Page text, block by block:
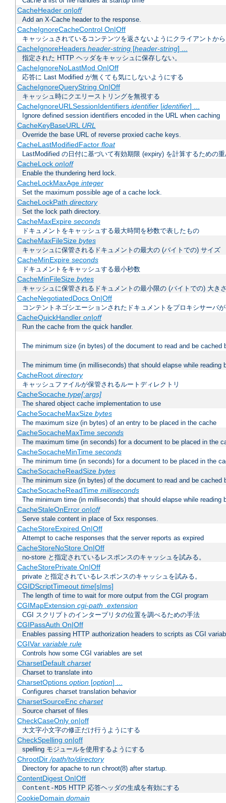
CacheHeader on|off
Add an X-Cache header to the response.
CacheIgnoreCacheControl On|Off
キャッシュされているコンテンツを返さないようにクライアントか
CacheIgnoreHeaders header-string[header-string] ...
指定された HTTP ヘッダをキャッシュに保存しない。
CacheIgnoreNoLastMod On|Off
応答に Last Modified が無くても気にしないようにする
CacheIgnoreQueryString On|Off
キャッシュ時にクエリーストリングを無視する
CacheIgnoreURLSessionIdentifiers identifier[identifier] ...
Ignore defined session identifiers encoded in the URL when caching
CacheKeyBaseURL URL
Override the base URL of reverse proxied cache keys.
CacheLastModifiedFactor float
LastModified の日付に基づいて有効期限 (expiry) を計算するための
CacheLock on|off
Enable the thundering herd lock.
CacheLockMaxAge integer
Set the maximum possible age of a cache lock.
CacheLockPath directory
Set the lock path directory.
CacheMaxExpire seconds
ドキュメントをキャッシュする最大時間を秒数で表したもの
CacheMaxFileSize bytes
キャッシュに保管されるドキュメントの最大の (バイトでの) サイズ
CacheMinExpire seconds
ドキュメントをキャッシュする最小秒数
CacheMinFileSize bytes
キャッシュに保管されるドキュメントの最小限の (バイトでの) 大き
CacheNegotiatedDocs On|Off
コンテントネゴシエーションされたドキュメントをプロキシサーバ
CacheQuickHandler on|off
Run the cache from the quick handler.
The minimum size (in bytes) of the document to read and be cached
The minimum time (in milliseconds) that should elapse while reading
CacheRoot directory
キャッシュファイルが保管されるルートディレクトリ
CacheSocache type[:args]
The shared object cache implementation to use
CacheSocacheMaxSize bytes
The maximum size (in bytes) of an entry to be placed in the cache
CacheSocacheMaxTime seconds
The maximum time (in seconds) for a document to be placed in the
CacheSocacheMinTime seconds
The minimum time (in seconds) for a document to be placed in the
CacheSocacheReadSize bytes
The minimum size (in bytes) of the document to read and be cached
CacheSocacheReadTime milliseconds
The minimum time (in milliseconds) that should elapse while reading
CacheStaleOnError on|off
Serve stale content in place of 5xx responses.
CacheStoreExpired On|Off
Attempt to cache responses that the server reports as expired
CacheStoreNoStore On|Off
no-store と指定されているレスポンスのキャッシュを試みる。
CacheStorePrivate On|Off
private と指定されているレスポンスのキャッシュを試みる。
CGIDScriptTimeout time[s|ms]
The length of time to wait for more output from the CGI program
CGIMapExtension cgi-path .extension
CGI スクリプトのインタープリタの位置を調べるための手法
CGIPassAuth On|Off
Enables passing HTTP authorization headers to scripts as CGI
CGIVar variable rule
Controls how some CGI variables are set
CharsetDefault charset
Charset to translate into
CharsetOptions option[option] ...
Configures charset translation behavior
CharsetSourceEnc charset
Source charset of files
CheckCaseOnly on|off
大文字小文字の修正だけ行うようにする
CheckSpelling on|off
spelling モジュールを使用するようにする
ChrootDir/path/to/directory
Directory for apache to run chroot(8) after startup.
ContentDigest On|Off
Content-MD5 HTTP 応答ヘッダの生成を有効にする
CookieDomain domain